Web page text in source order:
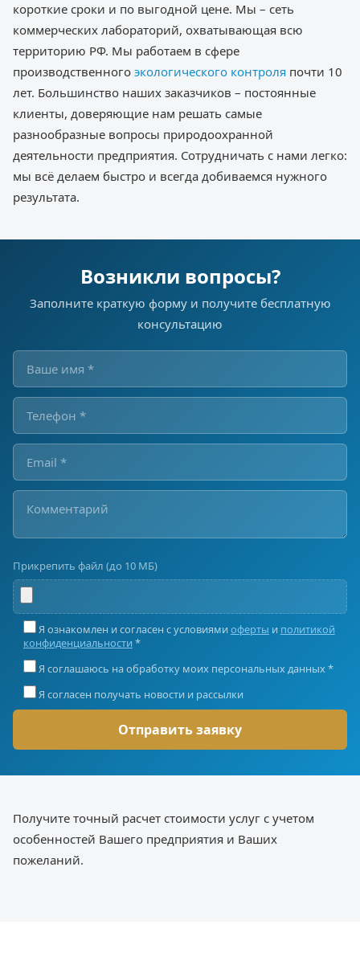
короткие сроки и по выгодной цене. Мы – сеть
коммерческих лабораторий, охватывающая всю
территорию РФ. Мы работаем в сфере
производственного экологического контроля почти 10
лет. Большинство наших заказчиков – постоянные
клиенты, доверяющие нам решать самые
разнообразные вопросы природоохранной
деятельности предприятия. Сотрудничать с нами легко:
мы всё делаем быстро и всегда добиваемся нужного
результата.
Возникли вопросы?
Заполните краткую форму и получите бесплатную
консультацию
Прикрепить файл (до 10 МБ)
Я ознакомлен и согласен с условиями оферты и политикой
конфиденциальности *
Я соглашаюсь на обработку моих персональных данных *
Я согласен получать новости и рассылки
Получите точный расчет стоимости услуг с учетом
особенностей Вашего предприятия и Ваших
пожеланий.